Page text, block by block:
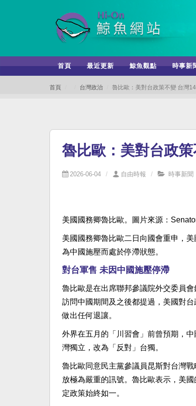
首頁 最近更新 鯨魚觀點 時事新
首頁 台灣政治 魯比歐：美對台政策不變 台灣
魯比歐：美對台政
2026-06-04 自由時報 時事新聞
美國國務卿魯比歐。圖片來源：
美國國務卿魯比歐二日向國會重申，
為中國施壓而處於停滯狀態。
對台軍售 未因中國施壓停滯
魯比歐是在出席聯邦參議院外交委員
訪問中國期間及之後都提過，美國對
做出任何退讓。
外界在五月的「川習會」前曾預期，
灣獨立，改為「反對」台獨。
魯比歐同意民主黨參議員昆斯對台灣
放極為嚴重的訊號。魯比歐表示，美
定政策始終如一。